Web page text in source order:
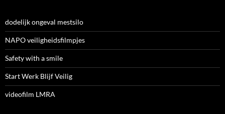
dodelijk ongeval mestsilo
NAPO veiligheidsfilmpjes
Safety with a smile
Start Werk Blijf Veilig
videofilm LMRA